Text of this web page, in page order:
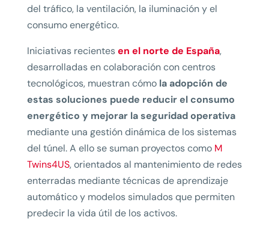
del tráfico, la ventilación, la iluminación y el
consumo energético.
Iniciativas recientesen el norte de España,
desarrolladas en colaboración con centros
tecnológicos, muestran cómo la adopción de
estas soluciones puede reducir el consumo
energético y mejorar la seguridad operativa
mediante una gestión dinámica de los sistemas
del túnel. A ello se suman proyectos como M
Twins4US, orientados al mantenimiento de redes
enterradas mediante técnicas de aprendizaje
automático y modelos simulados que permiten
predecir la vida útil de los activos.